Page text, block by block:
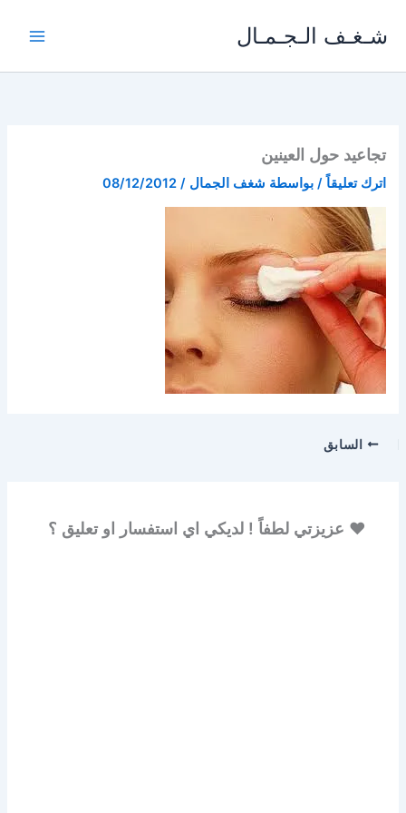
شـغـف الـجـمـال
تجاعيد حول العينين
اترك تعليقاً / بواسطة شغف الجمال/
08/12/2012
السابق
♥ عزيزتي لطفاً ! لديكي اي استفسار او تعليق ؟